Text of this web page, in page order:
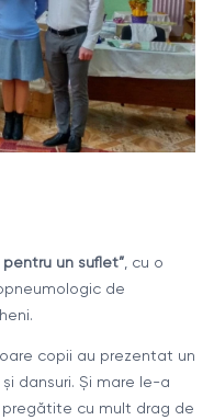
pentru un suflet”, cu o
de
copii au prezentat un
dansuri. Și mare le-a
cu mult drag de